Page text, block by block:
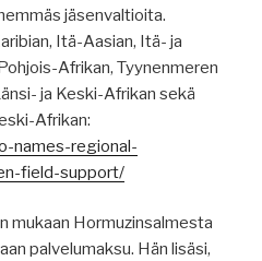
jäsenvaltioita.
Itä-Aasian, Itä- ja
Afrikan, Tyynenmeren
ja Keski-Afrikan sekä
Afrikan:
names-regional-
field-support/
mukaan Hormuzinsalmesta
palvelumaksu. Hän lisäsi,